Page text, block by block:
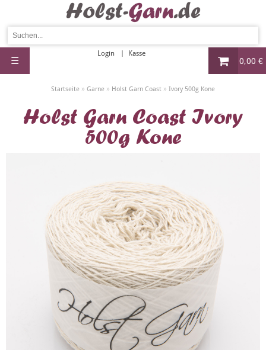
0,00 €
Login Kasse
☰
Startseite » Garne » Holst Garn Coast » Ivory 500g Kone
Holst Garn Coast Ivory
500g Kone